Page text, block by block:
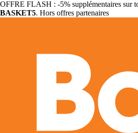
OFFRE FLASH : -5% supplémentaires sur
BASKET5. Hors offres partenaires